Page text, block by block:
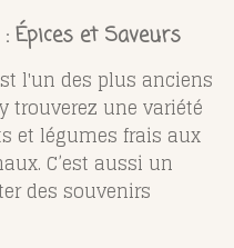
Épices et Saveurs
l'un des plus anciens
trouverez une variété
et légumes frais aux
C’est aussi un
des souvenirs